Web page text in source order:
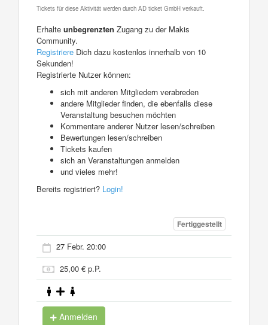
Tickets für diese Aktivität werden durch AD ticket GmbH verkauft.
Erhalte unbegrenzten Zugang zu der Makis
Community.
Registriere Dich dazu kostenlos innerhalb von 10
Sekunden!
Registrierte Nutzer können:
sich mit anderen Mitgliedern verabreden
andere Mitglieder finden, die ebenfalls diese
Veranstaltung besuchen möchten
Kommentare anderer Nutzer lesen/schreiben
Bewertungen lesen/schreiben
Tickets kaufen
sich an Veranstaltungen anmelden
und vieles mehr!
Bereits registriert? Login!
Fertiggestellt
27 Febr. 20:00
25,00 € p.P.
Anmelden